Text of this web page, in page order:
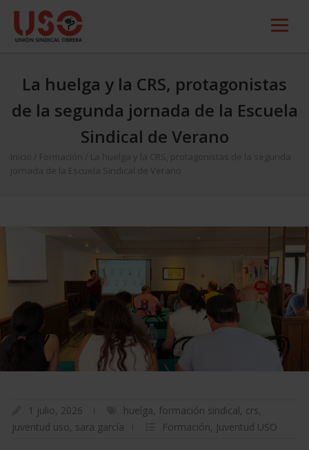
La huelga y la CRS, protagonistas
de la segunda jornada de la Escuela
Sindical de Verano
Inicio Formación
La huelga y la CRS, protagonistas de la segunda
jornada de la Escuela Sindical de Verano
1 julio, 2026 huelga, formación sindical, crs,
juventud uso, sara garcía Formación, Juventud USO